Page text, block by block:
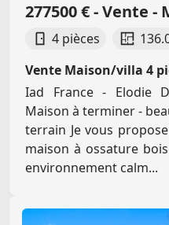
277500 € - Vente
4 pièces
Vente Maison/villa 4
Iad France - Elodie
Maison à terminer -
terrain Je vous
maison à ossature
environnement calm...